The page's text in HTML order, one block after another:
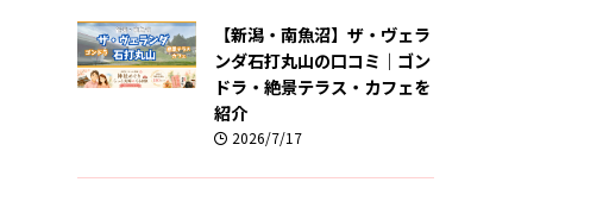
【新潟・南魚沼】ザ・ヴェラ
ンダ石打丸山の口コミ｜ゴン
ドラ・絶景テラス・カフェを
紹介
2026/7/17